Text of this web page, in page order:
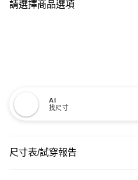
請選擇商品選項
AI
找尺寸
尺寸表/試穿報告